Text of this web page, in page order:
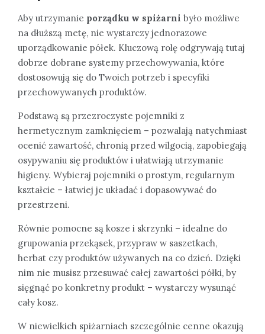
Aby utrzymanie porządku w spiżarni było możliwe
na dłuższą metę, nie wystarczy jednorazowe
uporządkowanie półek. Kluczową rolę odgrywają tutaj
dobrze dobrane systemy przechowywania, które
dostosowują się do Twoich potrzeb i specyfiki
przechowywanych produktów.
Podstawą są przezroczyste pojemniki z
hermetycznym zamknięciem – pozwalają natychmiast
ocenić zawartość, chronią przed wilgocią, zapobiegają
osypywaniu się produktów i ułatwiają utrzymanie
higieny. Wybieraj pojemniki o prostym, regularnym
kształcie – łatwiej je układać i dopasowywać do
przestrzeni.
Równie pomocne są kosze i skrzynki – idealne do
grupowania przekąsek, przypraw w saszetkach,
herbat czy produktów używanych na co dzień. Dzięki
nim nie musisz przesuwać całej zawartości półki, by
sięgnąć po konkretny produkt – wystarczy wysunąć
cały kosz.
W niewielkich spiżarniach szczególnie cenne okazują